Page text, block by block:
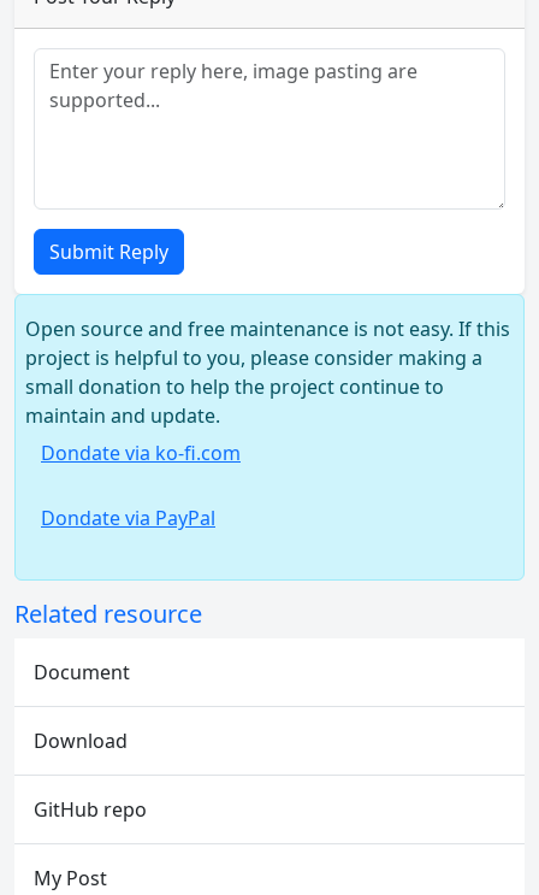
Submit Reply
Open source and free maintenance is not easy. If this
project is helpful to you, please consider making a
small donation to help the project continue to
maintain and update.
Dondate via ko-fi.com
Dondate via PayPal
Related resource
Document
Download
GitHub repo
My Post